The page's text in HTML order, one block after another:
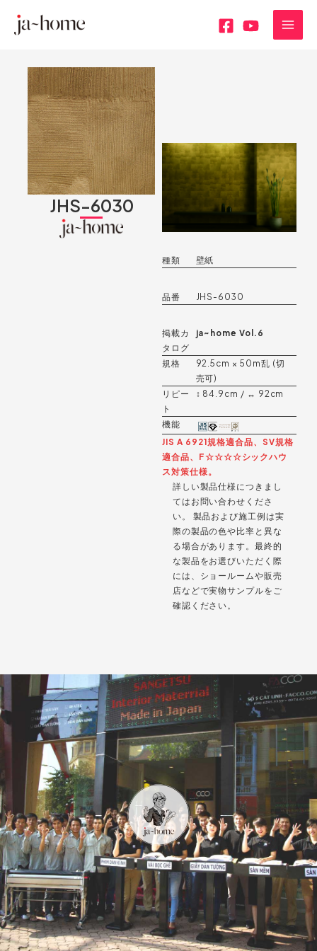
JHS-6030
種類 壁紙
品番 JHS-6030
掲載カ
タログ
ja~home Vol.6
規格
92.5cm × 50m乱 (切
売可)
リピー
ト
↕︎ 84.9cm / ↔︎ 92cm
機能
JIS A 6921規格適合品、SV規格
適合品、F☆☆☆☆シックハウ
ス対策仕様。
詳しい製品仕様につきまし
てはお問い合わせくださ
い。 製品および施工例は実
際の製品の色や比率と異な
る場合があります。最終的
な製品をお選びいただく際
には、ショールームや販売
店などで実物サンプルをご
確認ください。